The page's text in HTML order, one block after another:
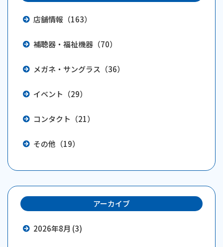
店舗情報（163）
補聴器・福祉機器（70）
メガネ・サングラス（36）
イベント（29）
コンタクト（21）
その他（19）
アーカイブ
2026年8月 (3)